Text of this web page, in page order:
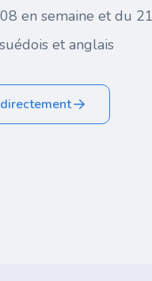
en semaine et du
et anglais